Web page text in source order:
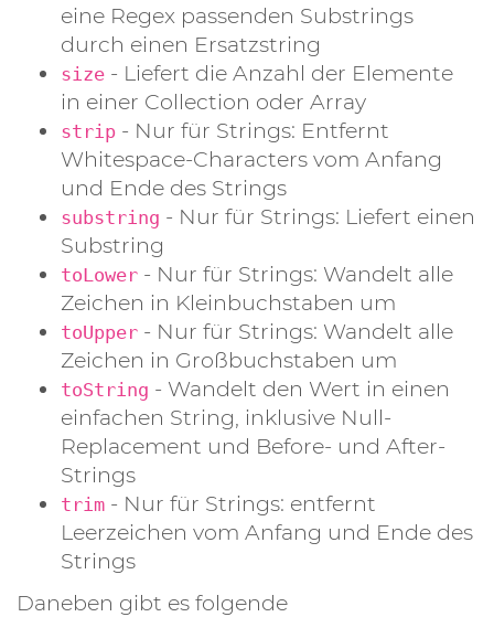
eine Regex passenden Substrings
durch einen Ersatzstring
size - Liefert die Anzahl der Elemente
in einer Collection oder Array
strip - Nur für Strings: Entfernt
Whitespace-Characters vom Anfang
und Ende des Strings
substring - Nur für Strings: Liefert einen
Substring
toLower - Nur für Strings: Wandelt alle
Zeichen in Kleinbuchstaben um
toUpper - Nur für Strings: Wandelt alle
Zeichen in Großbuchstaben um
toString - Wandelt den Wert in einen
einfachen String, inklusive Null-
Replacement und Before- und After-
Strings
trim - Nur für Strings: entfernt
Leerzeichen vom Anfang und Ende des
Strings
Daneben gibt es folgende